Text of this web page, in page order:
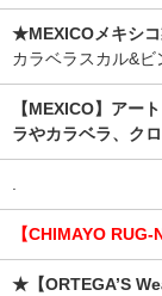
★MEXICOメキシ
カラベラスカル&ビ
【MEXICO】アー
ラやカラベラ、ク
.
【CHIMAYO
★【ORTEGA’S